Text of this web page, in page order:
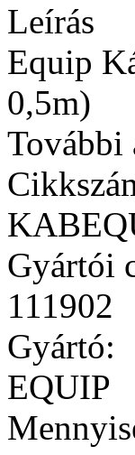
Leírás
Equip
0,5m)
További
Gyártói
111902
Gyártó:
EQUIP